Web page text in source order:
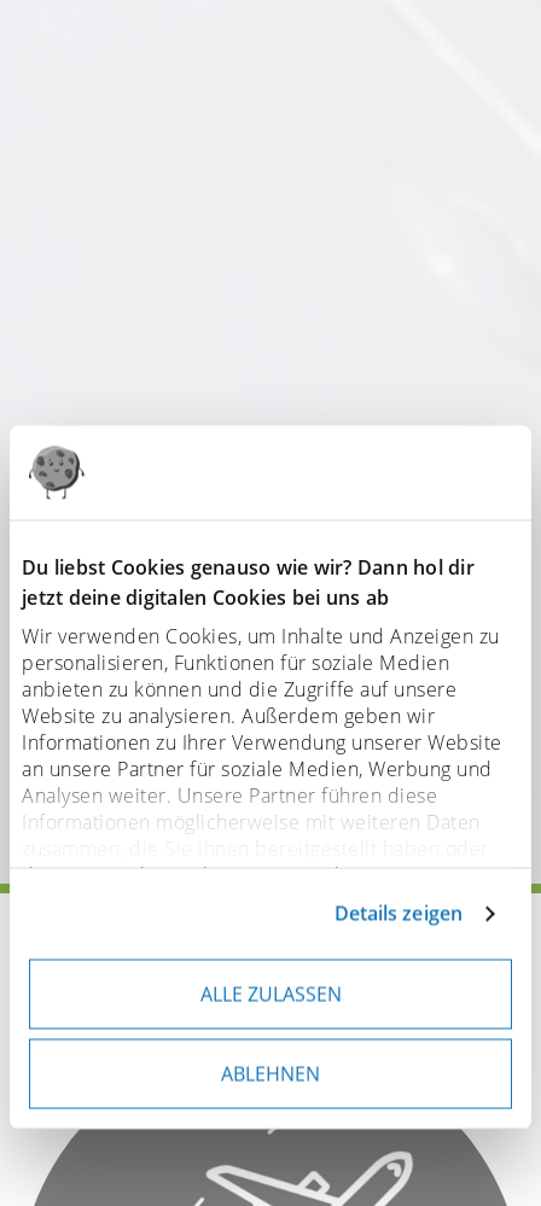
Du liebst Cookies genauso wie wir? Dann hol dir
jetzt deine digitalen Cookies bei uns ab
Wir verwenden Cookies, um Inhalte und Anzeigen zu
personalisieren, Funktionen für soziale Medien
anbieten zu können und die Zugriffe auf unsere
Website zu analysieren. Außerdem geben wir
Informationen zu Ihrer Verwendung unserer Website
an unsere Partner für soziale Medien, Werbung und
Analysen weiter. Unsere Partner führen diese
Informationen möglicherweise mit weiteren Daten
die sie im Rahmen Ihrer Nutzung der Dienste
gesammelt haben. Sofern personenbezogene Daten in
Drittländer übermittelt werden, besteht das Risiko,
dass Behörden auf diese Daten zugreifen und sie
auswerten. Sie können Ihre Einwilligung jederzeit
anpassen oder widerrufen. Weitere Details hierzu
finden Sie in unsererDatenschutzerklärung.
Details zeigen
ALLE ZULASSEN
ABLEHNEN
Pinsel für Handwerk & Technik
Pinsel für Luft- und Raumfahrt